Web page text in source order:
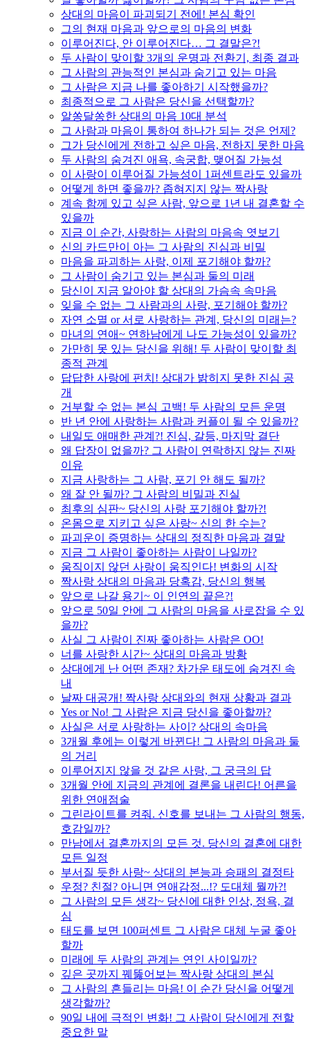
상대의 마음이 파괴되기 전에! 본심 확인
그의 현재 마음과 앞으로의 마음의 변화
이루어진다, 안 이루어진다… 그 결말은?!
두 사람이 맞이할 3개의 운명과 전환기, 최종 결과
그 사람의 관능적인 본심과 숨기고 있는 마음
그 사람은 지금 나를 좋아하기 시작했을까?
최종적으로 그 사람은 당신을 선택할까?
알쏭달쏭한 상대의 마음 10대 분석
그 사람과 마음이 통하여 하나가 되는 것은 언제?
그가 당신에게 전하고 싶은 마음, 전하지 못한 마음
두 사람의 숨겨진 애욕, 속궁합, 맺어질 가능성
이 사랑이 이루어질 가능성이 1퍼센트라도 있을까
어떻게 하면 좋을까? 좁혀지지 않는 짝사랑
계속 함께 있고 싶은 사람, 앞으로 1년 내 결혼할 수
있을까
지금 이 순간, 사랑하는 사람의 마음속 엿보기
신의 카드만이 아는 그 사람의 진심과 비밀
마음을 파괴하는 사랑, 이제 포기해야 할까?
그 사람이 숨기고 있는 본심과 둘의 미래
당신이 지금 알아야 할 상대의 가슴속 속마음
잊을 수 없는 그 사람과의 사랑, 포기해야 할까?
자연 소멸 or 서로 사랑하는 관계, 당신의 미래는?
마녀의 연애~ 연하남에게 나도 가능성이 있을까?
가만히 못 있는 당신을 위해! 두 사람이 맞이할 최
종적 관계
답답한 사랑에 펀치! 상대가 밝히지 못한 진심 공
개
거부할 수 없는 본심 고백! 두 사람의 모든 운명
반 년 안에 사랑하는 사람과 커플이 될 수 있을까?
내일도 애매한 관계?! 진심, 갈등, 마지막 결단
왜 답장이 없을까? 그 사람이 연락하지 않는 진짜
이유
지금 사랑하는 그 사람, 포기 안 해도 될까?
왜 잘 안 될까? 그 사람의 비밀과 진실
최후의 심판~ 당신의 사랑 포기해야 할까?!
온몸으로 지키고 싶은 사랑~ 신의 한 수는?
파괴운이 증명하는 상대의 정직한 마음과 결말
지금 그 사람이 좋아하는 사람이 나일까?
움직이지 않던 사랑이 움직인다! 변화의 시작
짝사랑 상대의 마음과 당혹감, 당신의 행복
앞으로 나갈 용기~ 이 인연의 끝은?!
앞으로 50일 안에 그 사람의 마음을 사로잡을 수 있
을까?
사실 그 사람이 진짜 좋아하는 사람은 OO!
너를 사랑한 시간~ 상대의 마음과 방황
상대에게 난 어떤 존재? 차가운 태도에 숨겨진 속
내
날짜 대공개! 짝사랑 상대와의 현재 상황과 결과
Yes or No! 그 사람은 지금 당신을 좋아할까?
사실은 서로 사랑하는 사이? 상대의 속마음
3개월 후에는 이렇게 바뀐다! 그 사람의 마음과 둘
의 거리
이루어지지 않을 것 같은 사랑, 그 궁극의 답
3개월 안에 지금의 관계에 결론을 내린다! 어른을
위한 연애점술
그린라이트를 켜줘. 신호를 보내는 그 사람의 행동,
호감일까?
만남에서 결혼까지의 모든 것. 당신의 결혼에 대한
모든 일정
부서질 듯한 사랑~ 상대의 본능과 승패의 결정타
우정? 친절? 아니면 연애감정...!? 도대체 뭘까?!
그 사람의 모든 생각~ 당신에 대한 인상, 정욕, 결
심
태도를 보면 100퍼센트 그 사람은 대체 누굴 좋아
할까
미래에 두 사람의 관계는 연인 사이일까?
깊은 곳까지 꿰뚫어보는 짝사랑 상대의 본심
그 사람의 흔들리는 마음! 이 순간 당신을 어떻게
생각할까?
90일 내에 극적인 변화! 그 사람이 당신에게 전할
중요한 말